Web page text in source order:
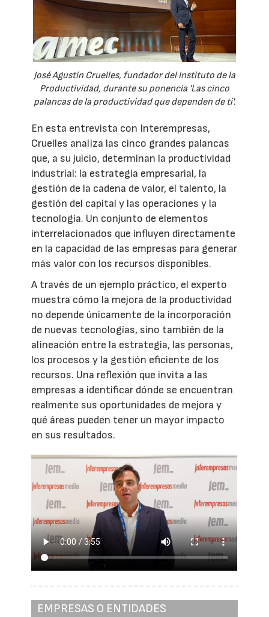
José Agustín Cruelles, fundador del Instituto de la
Productividad, durante su ponencia 'Las cinco
palancas de la productividad que dependen de ti'.
En esta entrevista con Interempresas,
Cruelles analiza las cinco grandes palancas
que, a su juicio, determinan la productividad
industrial: la estrategia empresarial, la
gestión de la cadena de valor, el talento, la
gestión del capital y las operaciones y la
tecnología. Un conjunto de elementos
interrelacionados que influyen directamente
en la capacidad de las empresas para generar
más valor con los recursos disponibles.
A través de un ejemplo práctico, el experto
muestra cómo la mejora de la productividad
no depende únicamente de la incorporación
de nuevas tecnologías, sino también de la
alineación entre la estrategia, las personas,
los procesos y la gestión eficiente de los
recursos. Una reflexión que invita a las
empresas a identificar dónde se encuentran
realmente sus oportunidades de mejora y
qué áreas pueden tener un mayor impacto
en sus resultados.
EMPRESAS O ENTIDADES